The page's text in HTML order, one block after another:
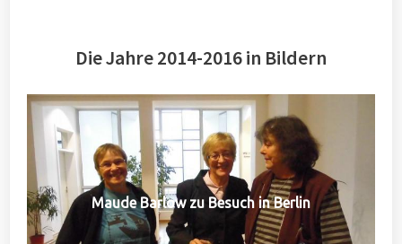
Die Jahre 2014-2016 in Bildern
Maude Barlow zu Besuch in Berlin